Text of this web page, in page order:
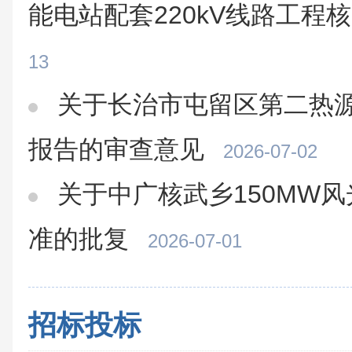
能电站配套220kV线路工程
13
关于长治市屯留区第二热
报告的审查意见
2026-07-02
关于中广核武乡150MW
准的批复
2026-07-01
招标投标